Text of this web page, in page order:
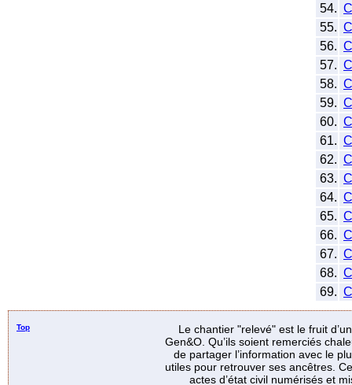
54.
55.
56.
57.
58.
59.
60.
61.
62.
63.
64.
65.
66.
67.
68.
69.
Top
Le chantier "relevé" est le fruit
Gen&O. Qu’ils soient remerciés
de partager l’information avec le
utiles pour retrouver ses ancêtres.
actes d’état civil numérisés et